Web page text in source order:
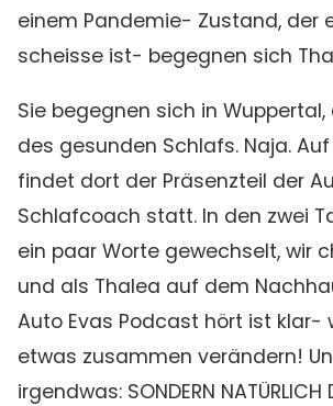
einem Pandemie- Zustand, der
scheisse ist- begegnen sich
Sie begegnen sich in
des gesunden Schlafs. Naja.
findet dort der Präsenzteil der
Schlafcoach statt. In den zwei
ein paar Worte gewechselt, wir
und als Thalea auf dem
Auto Evas Podcast hört ist klar-
etwas zusammen verändern!
irgendwas: SONDERN NATÜRLICH